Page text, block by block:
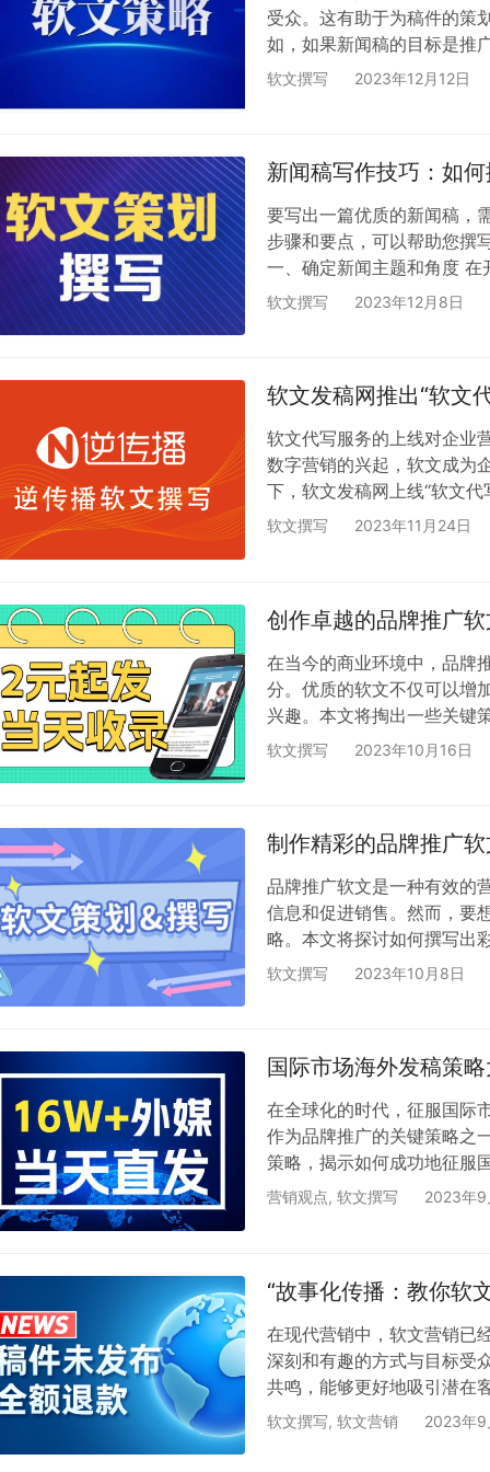
受众。这有助于为稿件的策
如，如果新闻稿的目标是推
引起他们的兴趣和购买欲望
方式 …
软文撰写 2023年12月12日
新闻稿写作技巧：如
要写出一篇优质的新闻稿，
步骤和要点，可以帮助您撰
一、确定新闻主题和角度
择一个具有新闻价值的主题
进行全…
软文撰写 2023年12月8日
软文发稿网推出“软文
软文代写服务的上线对企业
数字营销的兴起，软文成为
下，软文发稿网上线“软文
传的健康发展起到了积极作
服务…
软文撰写 2023年11月24日
创作卓越的品牌推广
在当今的商业环境中，品牌
分。优质的软文不仅可以增
兴趣。本文将掏出一些关键
标受众 在撰写软文之前，
软文撰写 2023年10月16日
制作精彩的品牌推广
品牌推广软文是一种有效的
信息和促进销售。然而，要
略。本文将探讨如何撰写出
了解品牌 在开始撰写品牌
软文撰写 2023年10月8日
国际市场海外发稿策
在全球化的时代，征服国际
作为品牌推广的关键策略之
策略，揭示如何成功地征服
场之前，品牌必须充分了解
营销观点, 软文撰写 2023年9
“故事化传播：教你软
在现代营销中，软文营销已
深刻和有趣的方式与目标受
共鸣，能够更好地吸引潜在
如何通过故事叙述、情感触
软文撰写, 软文营销 2023年9